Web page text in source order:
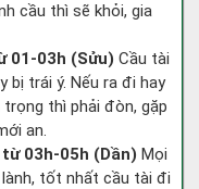
cầu thì sẽ khỏi, gia
01-03h (Sửu) Cầu tài
bị trái ý. Nếu ra đi hay
thì phải đòn, gặp
an.
03h-05h (Dần) Mọi
tốt nhất cầu tài đi